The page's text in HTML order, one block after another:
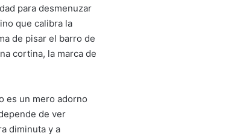
para desmenuzar
que calibra la
de pisar el barro de
cortina, la marca de
es un mero adorno
de ver
diminuta y a